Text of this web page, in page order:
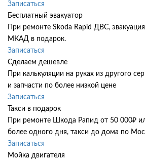
Записаться
Бесплатный эвакуатор
При ремонте Skoda Rapid ДВС,
МКАД в подарок.
Записаться
Сделаем дешевле
При калькуляции на руках из другого
и запчасти по более низкой цене
Записаться
Такси в подарок
При ремонте Шкода Рапид от 50 000₽
более одного дня, такси до дома по
Записаться
Мойка двигателя